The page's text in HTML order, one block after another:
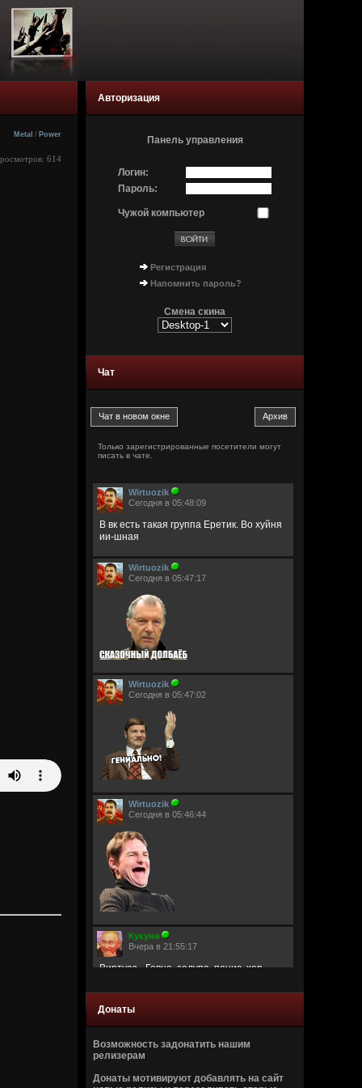
Metal / Power
614
Авторизация
Панель управления
Логин:
Пароль:
Чужой компьютер
Регистрация
Напомнить пароль?
Смена скина
Чат
Только зарегистрированные посетители могут
писать в чате.
Wirtuozik
Сегодня в 05:48:09
В вк есть такая группа Еретик. Во хуйня
ии-шная
Wirtuozik
Сегодня в 05:47:17
Wirtuozik
Сегодня в 05:47:02
Wirtuozik
Сегодня в 05:46:44
Кукуня
Вчера в 21:55:17
Виртуоз - Говно, залупа, пенис, хер,
Головка, шлюха, жопа, член, еблан,
петух… мудила
Рукоблуд, ссанина, очко, блядун, вагина
Сука, ебланище, влагалище, пердун,
дрочила
Пидор, пизда, туз, малафья
Анус, вагина, путана, педрила
Донаты
Возможность задонатить нашим
релизерам
Донаты мотивируют добавлять на сайт